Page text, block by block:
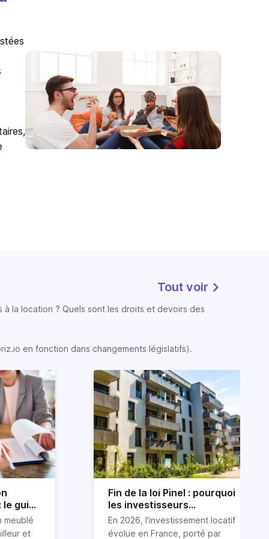
Tout voir
la location ? Quels sont les droits et devoirs des
en fonction dans changements législatifs).
guide
meublé
et
Fin de la loi Pinel : pourquoi
les investisseurs
immobiliers se tournent
vers le LLI en 2026
En 2026, l'investissement locatif
évolue en France, porté par